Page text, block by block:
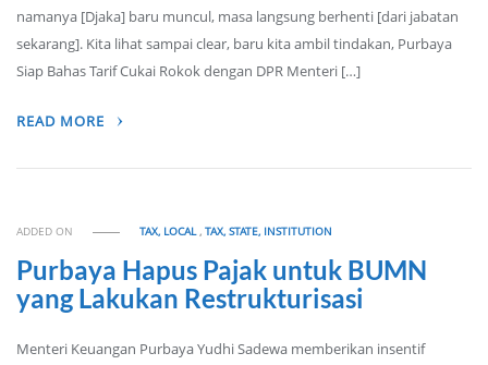
namanya [Djaka] baru muncul, masa langsung berhenti [dari jabatan
sekarang]. Kita lihat sampai clear, baru kita ambil tindakan, Purbaya
Siap Bahas Tarif Cukai Rokok dengan DPR Menteri […]
READ MORE
ADDED ON TAX, LOCAL,TAX, STATE, INSTITUTION
Purbaya Hapus Pajak untuk BUMN
yang Lakukan Restrukturisasi
Menteri Keuangan Purbaya Yudhi Sadewa memberikan insentif